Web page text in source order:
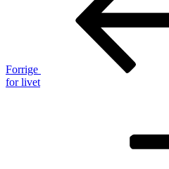
Forrige
for livet